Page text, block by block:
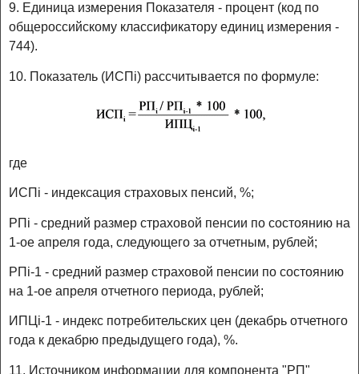
9. Единица измерения Показателя - процент (код по
общероссийскому классификатору единиц измерения -
744).
10. Показатель (ИСПi) рассчитывается по формуле:
где
ИСПi - индексация страховых пенсий, %;
РПi - средний размер страховой пенсии по состоянию на
1-ое апреля года, следующего за отчетным, рублей;
РПi-1 - средний размер страховой пенсии по состоянию
на 1-ое апреля отчетного периода, рублей;
ИПЦi-1 - индекс потребительских цен (декабрь отчетного
года к декабрю предыдущего года), %.
11. Источником информации для компонента "РП"